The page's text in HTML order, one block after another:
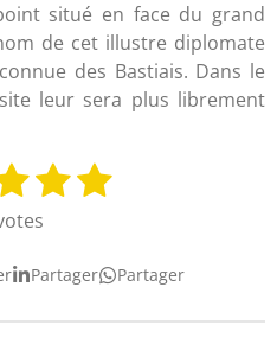
situé en face du grand
de cet illustre diplomate
des Bastiais. Dans le
leur sera plus librement
4
é
o
5
o
y
r
Partager Partager